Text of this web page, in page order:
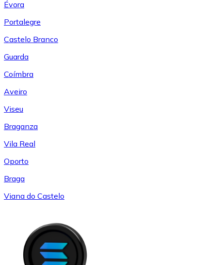
Évora
Portalegre
Castelo Branco
Guarda
Coímbra
Aveiro
Viseu
Braganza
Vila Real
Oporto
Braga
Viana do Castelo